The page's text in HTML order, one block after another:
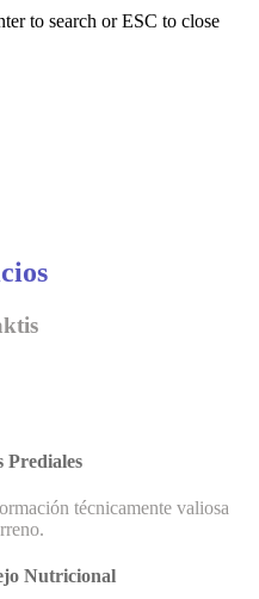
to search or ESC to close
Prediales
técnicamente valiosa
Nutricional